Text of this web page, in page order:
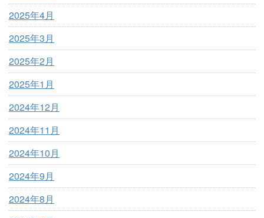
2025年4月
2025年3月
2025年2月
2025年1月
2024年12月
2024年11月
2024年10月
2024年9月
2024年8月